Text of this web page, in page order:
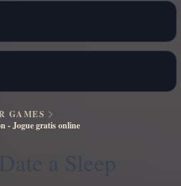
GAMES
- Jogue gratis online
a Sleep